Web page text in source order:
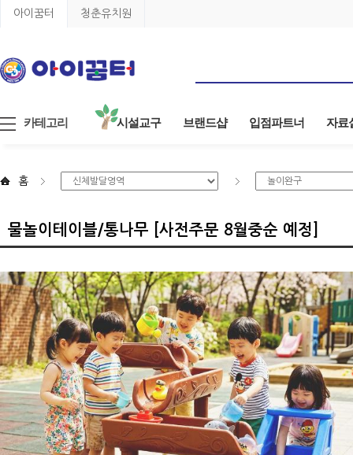
아이꿈터 청춘유치원
카테고리 시설교구 브랜드샵 입점파트너 자료
홈
물놀이테이블/통나무 [사전주문 8월중순 예정]